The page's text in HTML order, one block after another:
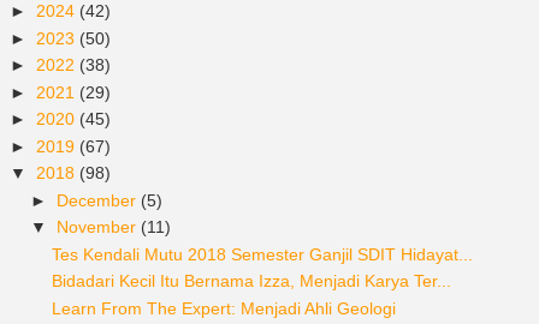
► 2024 (42)
► 2023 (50)
► 2022 (38)
► 2021 (29)
► 2020 (45)
► 2019 (67)
▼ 2018 (98)
► December (5)
▼ November (11)
Tes Kendali Mutu 2018 Semester Ganjil SDIT Hidayat...
Bidadari Kecil Itu Bernama Izza, Menjadi Karya Ter...
Learn From The Expert: Menjadi Ahli Geologi